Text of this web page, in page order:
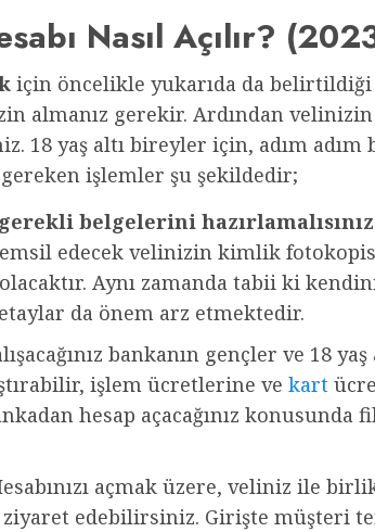
Nasıl Açılır?
için öncelikle yukarıda da
almanız gerekir. Ardından velinizin
18 yaş altı bireyler için, adım adım
işlemler şu şekildedir;
belgelerini
edecek velinizin kimlik
Aynı zamanda tabii ki
da önem arz etmektedir.
bankanın gençler ve 18
işlem ücretlerine ve kart
hesap açacağınız konusunda
açmak üzere, veliniz ile
edebilirsiniz. Girişte müşteri